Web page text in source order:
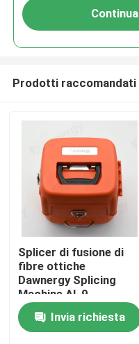
Casa
Prodotti
Continua
Prodotti raccomandati
Splicer di fusione di
fibre ottiche
Dawnergy Splicing
Machine AI-9
Invia richiesta